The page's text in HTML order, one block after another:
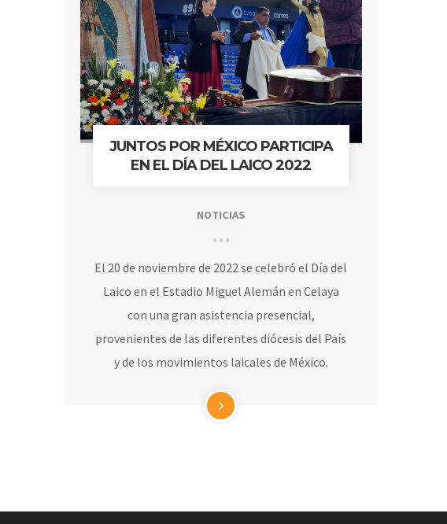
JUNTOS POR MÉXICO PARTICIPA
EN EL DÍA DEL LAICO 2022
NOTICIAS
El 20 de noviembre de 2022 se celebró el Día del
Laico en el Estadio Miguel Alemán en Celaya
con una gran asistencia presencial,
provenientes de las diferentes diócesis del País
y de los movimientos laicales de México.